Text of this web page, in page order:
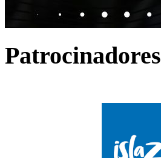
Patrocinadores